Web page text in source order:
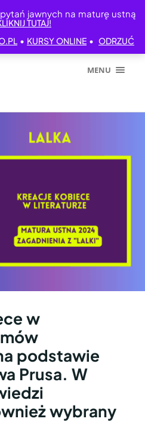
jawnych na maturę ustną
TUTAJ!
• KURSY ONLINE • ODRZUĆ
MENU
w
podstawie
Prusa. W
wybrany